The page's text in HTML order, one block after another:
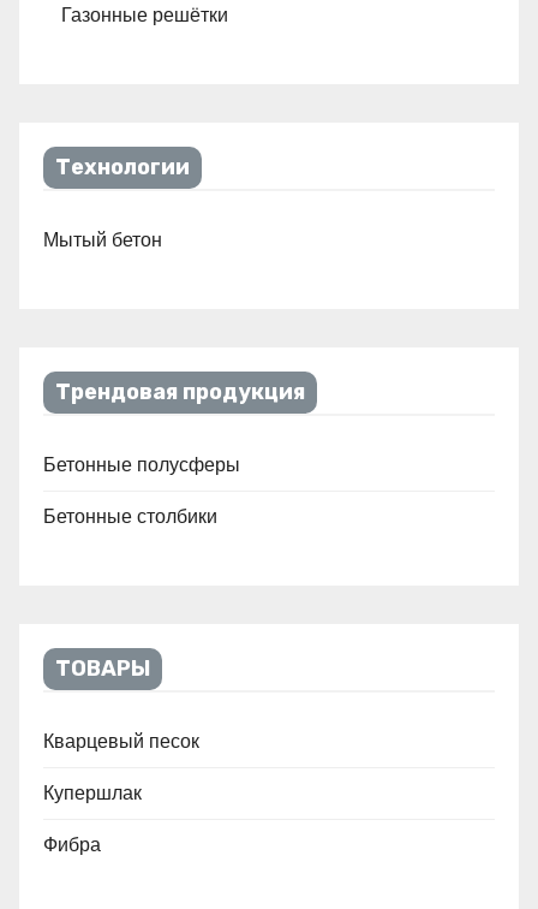
Газонные решётки
Технологии
Мытый бетон
Трендовая продукция
Бетонные полусферы
Бетонные столбики
ТОВАРЫ
Кварцевый песок
Купершлак
Фибра